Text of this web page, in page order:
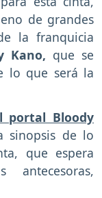
de grandes
la franquicia
Kano, que se
lo que será la
portal Bloody
sinopsis de lo
que espera